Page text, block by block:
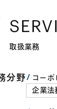
取扱業務
分野
コーポ
企業法